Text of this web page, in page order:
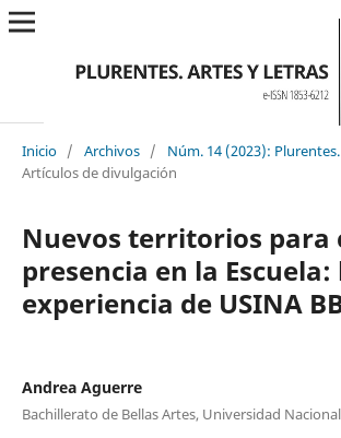
Inicio / Archivos / Núm. 14 (2023):
Artículos de divulgación
Nuevos territorios para
presencia en la Escuela:
experiencia de USINA
Andrea Aguerre
Bachillerato de Bellas Artes, Universidad